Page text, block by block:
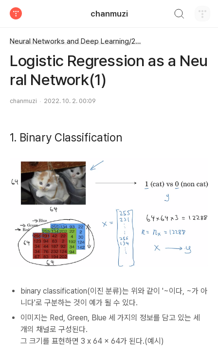
chanmuzi
Neural Networks and Deep Learning/2주차
Logistic Regression as a Neu
ral Network(1)
chanmuzi 2022. 10. 2. 00:09
1. Binary Classification
binary classification(이진 분류)는 위와 같이 '~이다, ~가 아
니다'로 구분하는 것이 예가 될 수 있다.
이미지는 Red, Green, Blue 세 가지의 정보를 담고 있는 세
개의 채널로 구성된다.
그 크기를 표현하면 3 x 64 x 64가 된다.(예시)